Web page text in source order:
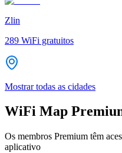
Zlin
289 WiFi gratuitos
Mostrar todas as cidades
WiFi Map
Os membros Premium têm
aplicativo